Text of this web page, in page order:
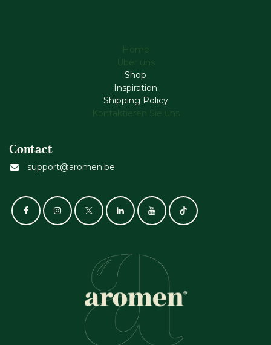
Home
Über uns
Shop
Inspiration
Shipping Policy
Kontaktieren Sie uns
Contact
support@aromen.be